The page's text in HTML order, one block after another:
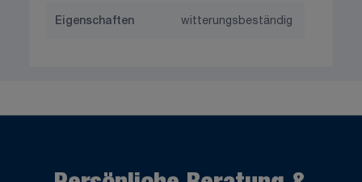
Eigenschaften witterungsbeständig